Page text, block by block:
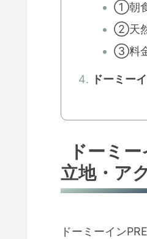
①朝食
②天然
③料金
ドーミー
ドーミ
立地・ア
ドーミーイン